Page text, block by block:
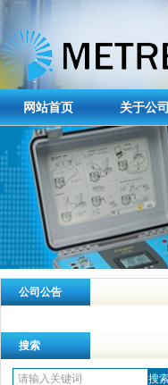
网站首页 关于公司
公司公告
搜索